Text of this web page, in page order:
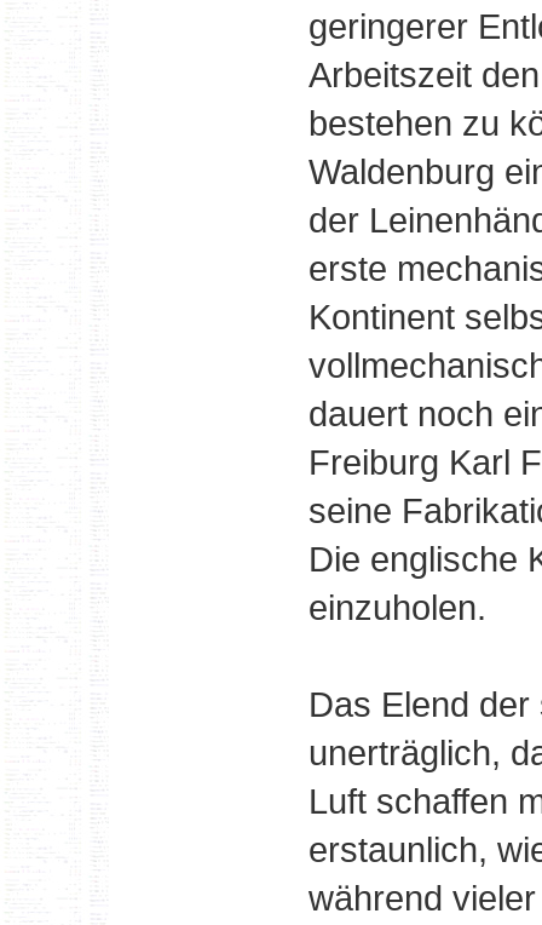
geringerer
Arbeitszeit
bestehen zu
Waldenburg
der
erste
Kontinent
dauert noch
Freiburg Karl
seine
Die englische
einzuholen.
Das Elend
unerträglich,
Luft schaffen
erstaunlich,
während